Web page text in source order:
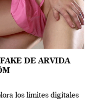
DE ARVIDA
los límites digitales